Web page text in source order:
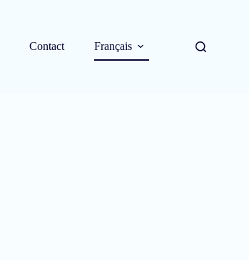
Contact Français